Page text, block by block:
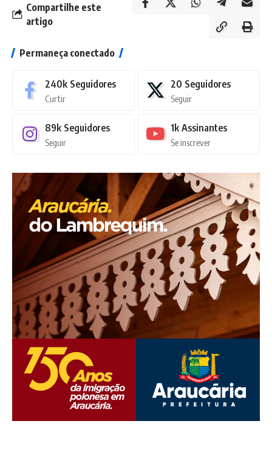
Compartilhe este
artigo
Permaneça conectado
240k Seguidores
Curtir
20 Seguidores
Seguir
89k Seguidores
Seguir
1k Assinantes
Se inscrever